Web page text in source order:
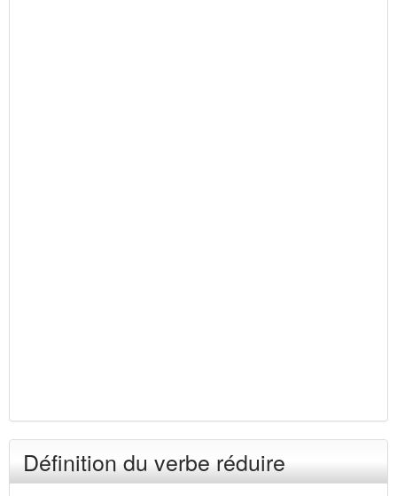
Définition du verbe réduire